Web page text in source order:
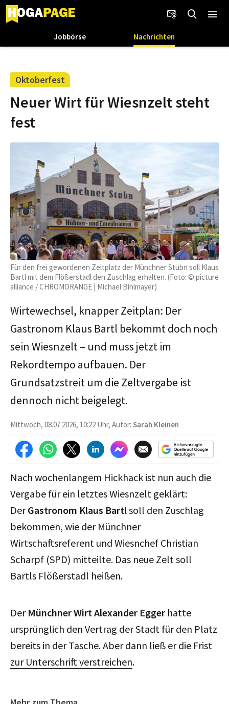
Jobbörse Nachrichten
Oktoberfest
Neuer Wirt für Wiesnzelt steht
fest
Für den frei gewordenen Zeltplatz der Münchner Stubn soll Klaus
Bartl mit dem Flößerstadl den Zuschlag erhalten. (Foto: © picture
alliance / CHROMORANGE | Michael Bihlmayer)
Wirtewechsel, knapper Zeitplan: Der
Gastronom Klaus Bartl bekommt doch noch
sein Wiesnzelt – und muss jetzt im
Rekordtempo aufbauen. Der
Grundsatzstreit um die Zeltvergabe ist
dennoch nicht beigelegt.
Mittwoch, 08.07.2026, 10:22 Uhr, Autor: Sarah Kleinen
Nach wochenlangem Hickhack ist nun auch die
Vergabe für ein letztes Wiesnzelt geklärt:
DerGastronom Klaus Bartlsoll den Zuschlag
bekommen, wie der Münchner
Wirtschaftsreferent und Wiesnchef Christian
Scharpf (SPD) mitteilte. Das neue Zelt soll
Bartls Flößerstadl heißen.
Der Münchner Wirt Alexander Egger hatte
ursprünglich den Vertrag der Stadt für den Platz
bereits in der Tasche. Aber dann ließ er die Frist
zur Unterschrift verstreichen.